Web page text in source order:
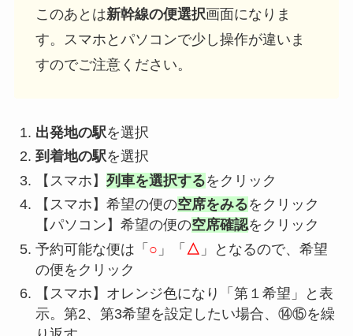
このあとは新幹線の便選択画面になりま
す。スマホとパソコンで少し操作が違いま
すのでご注意ください。
出発地の駅を選択
到着地の駅を選択
【スマホ】 列車を選択するをクリック
【スマホ】希望の便の空席をみるをクリック
【パソコン】希望の便の空席確認をクリック
予約可能な便は「 ○ 」「 △ 」となるので、希望
の便をクリック
【スマホ】オレンジ色になり「第１希望」と表
示。第2、第3希望を設定したい場合、⑭⑮を繰